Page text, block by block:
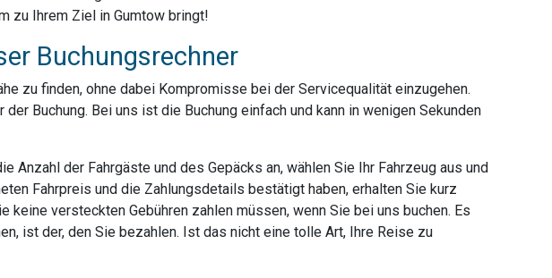
zu Ihrem Ziel in Gumtow bringt!
Buchungsrechner
zu finden, ohne dabei Kompromisse bei der Servicequalität einzugehen.
Buchung. Bei uns ist die Buchung einfach und kann in wenigen Sekunden
der Fahrgäste und des Gepäcks an, wählen Sie Ihr Fahrzeug aus und
Fahrpreis und die Zahlungsdetails bestätigt haben, erhalten Sie kurz
versteckten Gebühren zahlen müssen, wenn Sie bei uns buchen. Es
ist der, den Sie bezahlen. Ist das nicht eine tolle Art, Ihre Reise zu